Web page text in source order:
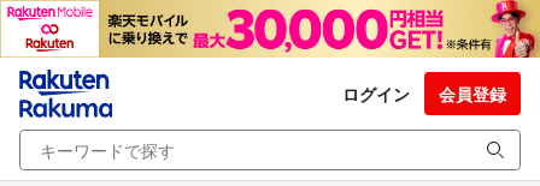
ログイン 会員登録